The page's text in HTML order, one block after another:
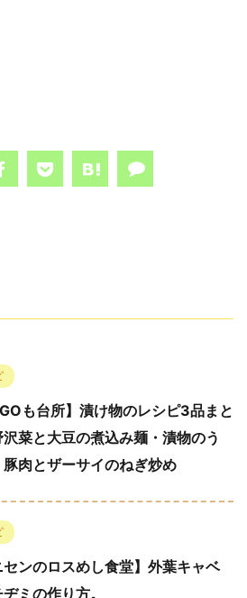
も台所】漬け物のレシピ3品まと
菜と大豆の煮込み麺・漬物のう
豚肉とザーサイのねぎ炒め
センのロスめし食堂】外葉キャベ
ミの作り方。